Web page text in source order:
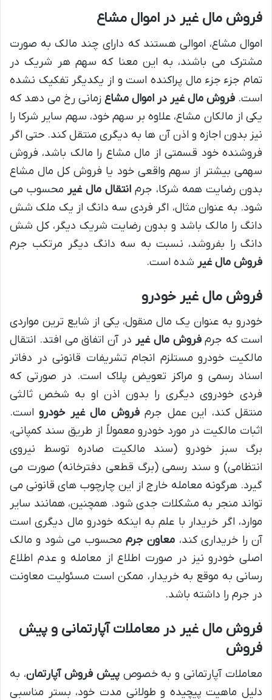
فروش مال غیر در اموال مشاع
اموال مشاع، اموالی هستند که دارای چند مالک به صورت
مشترک می باشند، به این معنا که سهم هر شریک در
تمام جزء جزء مال پراکنده است و از یکدیگر تفکیک نشده
است. فروش مال غیر در اموال مشاع زمانی رخ می دهد که
یکی از مالکان مشاع، علاوه بر سهم خود، سهم سایر شرکا را
نیز بدون اجازه و اذن آن ها به دیگری منتقل کند. حتی اگر
فروشنده خود قسمتی از مال مشاع را مالک باشد، فروش
سهمی بیشتر از سهم واقعی خود یا فروش کل مال مشاع
بدون رضایت همه شرکا، جرم انتقال مال غیر محسوب می
شود. به عنوان مثال، اگر فردی سه دانگ از یک ملک شش
دانگ را مالک باشد و بدون رضایت شریک دیگر، کل شش
دانگ را بفروشد، نسبت به سه دانگ دیگر مرتکب جرم
فروش مال غیر شده است.
فروش مال غیر خودرو
خودرو به عنوان یک مال منقول، یکی از شایع ترین مواردی
است که جرمفروش مال غیر در آن اتفاق می افتد. انتقال
مالکیت خودرو مستلزم انجام تشریفات قانونی در دفاتر
اسناد رسمی و مراکز تعویض پلاک است. در صورتی که
فردی خودروی دیگری را بدون اذن او به شخص ثالثی
منتقل کند، این عمل جرمفروش مال غیر خودرواست.
اثبات مالکیت در مورد خودرو معمولاً از طریق سند کمپانی،
برگ سبز خودرو (سند مالکیت صادره توسط نیروی
انتظامی) و سند رسمی (برگ قطعی دفترخانه) صورت می
گیرد. هرگونه معامله خارج از این چارچوب های قانونی می
تواند منجر به مشکلات جدی شود. همچنین، همانند سایر
موارد، اگر خریدار با علم به اینکه خودرو مال دیگری است
آن را خریداری کند، معاون جرم محسوب می شود و مالک
اصلی خودرو نیز در صورت اطلاع از معامله و عدم اطلاع
رسانی به موقع به خریدار، ممکن است مسئولیت معاونت
در جرم را داشته باشد.
فروش مال غیر در معاملات آپارتمانی و پیش
فروش
معاملات آپارتمانی و به خصوصپیش فروش آپارتمان، به
دلیل ماهیت پیچیده و طولانی مدت خود، بستر مناسبی